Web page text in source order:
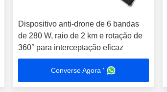
Dispositivo anti-drone de 6 bandas
de 280 W, raio de 2 km e rotação de
360° para interceptação eficaz
Converse Agora '